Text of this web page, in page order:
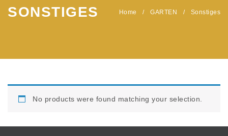
SONSTIGES Home / GARTEN / Sonstiges
No products were found matching your selection.